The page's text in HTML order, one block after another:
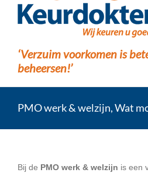
‘Verzuim voorkomen is
beheersen!’
PMO werk & welzijn, Wat
Bij de PMO werk & welzijn is een